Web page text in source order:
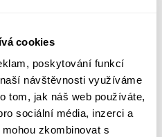
cookies
poskytování funkcí
návštěvnosti využíváme
tom, jak náš web používáte,
sociální média, inzerci a
zkombinovat s
ZASTÍNĚNÍ